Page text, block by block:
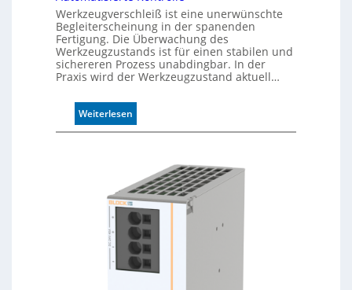
e
D
r
u
c
a
n
e
r
k
e
n
n
Werkzeugverschleiß ist eine unerwünschte
Begleiterscheinung in der spanenden
Fertigung. Die Überwachung des
Werkzeugzustands ist für einen stabilen und
sichereren Prozess unabdingbar. In der
Praxis wird der Werkzeugzustand aktuell…
Weiterlesen
A
m
a
s